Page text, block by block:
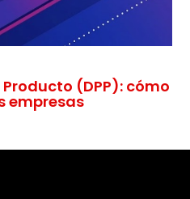
(DPP): cómo
empresas